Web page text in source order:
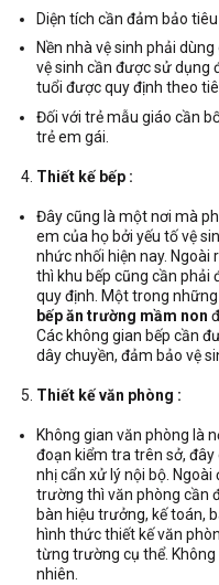
Diện tích cần đảm bảo
Nền nhà vệ sinh phải
vệ sinh cần được sử dụng
tuổi được quy định theo
Đối với trẻ mẫu giáo cần
trẻ em gái.
Thiết kế bếp :
Đây cũng là một nơi mà
em của họ bởi yếu tố vệ
nhức nhối hiện nay. Ngoài
thì khu bếp cũng cần phải
quy định. Một trong
bếp ăn trường mầm non
Các không gian bếp cần
dây chuyền, đảm bảo vệ
Thiết kế văn phòng :
Không gian văn phòng là
đoạn kiểm tra trên sở,
nhị cẩn xử lý nội bộ.
trường thì văn phòng cần
bàn hiệu trưởng, kế toán,
hình thức thiết kế văn
từng trường cụ thể.
nhiên.